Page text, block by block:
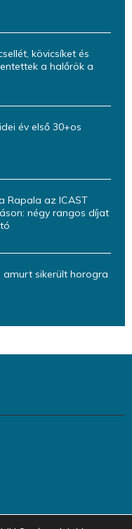
kövicsíket és
a halőrök a
év első 30+os
Rapala az ICAST
négy rangos díjat
amurt sikerült horogra